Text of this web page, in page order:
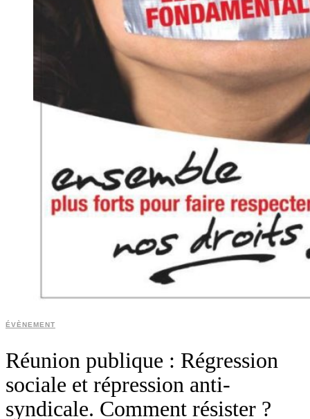
ÉVÈNEMENT
Réunion publique : Régression
sociale et répression anti-
syndicale. Comment résister ?